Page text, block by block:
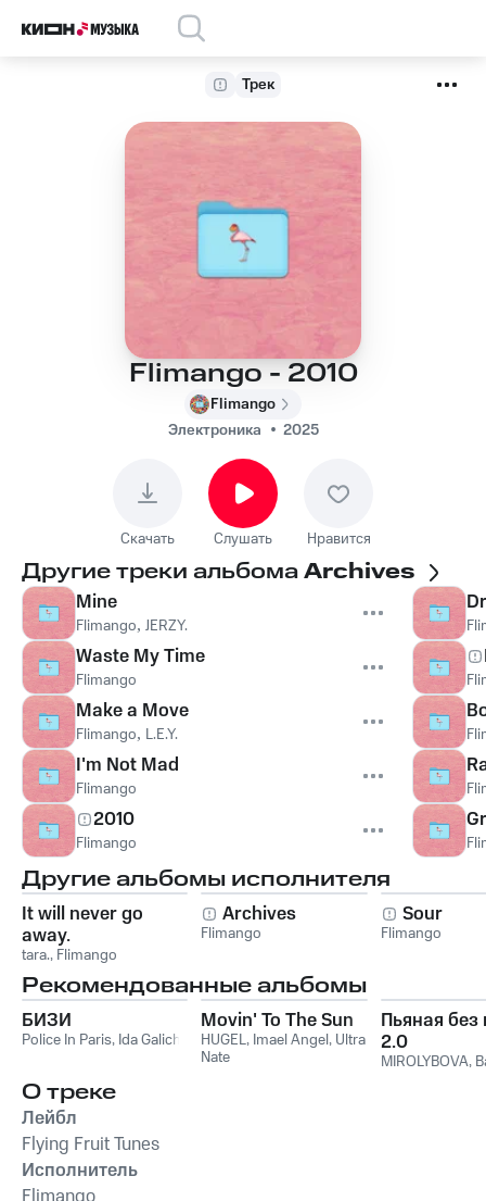
Трек
Flimango - 2010
Flimango
Электроника
2025
Скачать Слушать Нравится
Другие треки альбомаArchives
Mine
Flimango, JERZY.
Waste My Time
Flimango
Make a Move
Flimango, L.E.Y.
I'm Not Mad
Flimango
2010
Flimango
Другие альбомы исполнителя
It will never go
away.
tara., Flimango
Archives
Flimango
Sour
Flimango
Рекомендованные альбомы
БИЗИ
Police In Paris, Ida Galich
Movin' To The Sun
HUGEL, Imael Angel, Ultra
Nate
Пьяная без
2.0
MIROLYBOVA,
О треке
Лейбл
Flying Fruit Tunes
Исполнитель